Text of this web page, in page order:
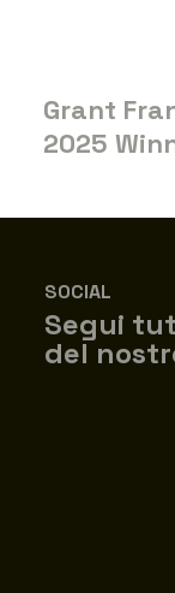
Grant
2025
SOCIAL
Segui
del